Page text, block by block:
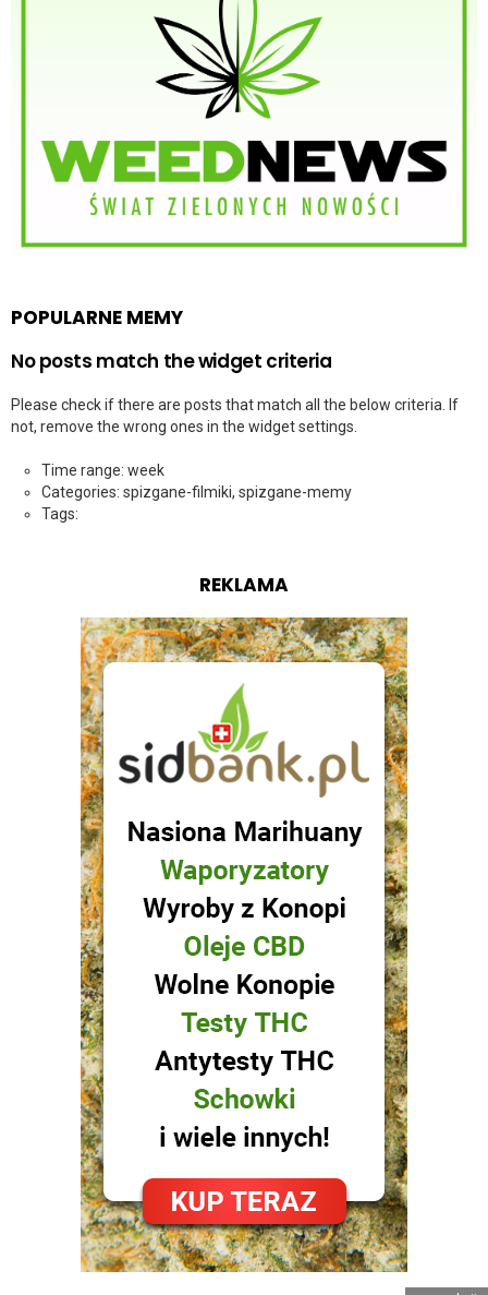
POPULARNE MEMY
No posts match the widget criteria
Please check if there are posts that match all the below criteria. If
not, remove the wrong ones in the widget settings.
Time range: week
Categories: spizgane-filmiki, spizgane-memy
Tags:
REKLAMA